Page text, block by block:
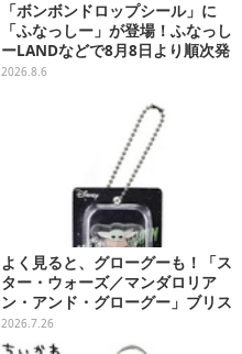
「ボンボンドロップシール」に
「ふなっしー」が登場！ふなっし
ーLANDなどで8月8日より順次発
売
2026.8.6
よく見ると、グローグーも！「ス
ター・ウォーズ／マンダロリア
ン・アンド・グローグー」ブリス
ターチャームコレクションがガシ
ャポンに登場
2026.7.26